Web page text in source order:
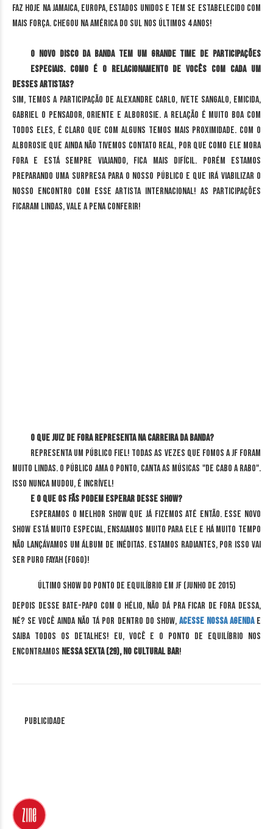
faz hoje na Jamaica, Europa, Estados Unidos e tem se estabelecido com
mais força. Chegou na América do Sul nos últimos 4 anos!
O novo disco da banda tem um grande time de participações
especiais. Como é o relacionamento de vocês com cada um
desses artistas?
Sim, temos a participação de Alexandre Carlo, Ivete Sangalo, Emicida,
Gabriel O Pensador, Oriente e Alborosie. A relação é muito boa com
todos eles, é claro que com alguns temos mais proximidade. Com o
Alborosie que ainda não tivemos contato real, por que como ele mora
fora e está sempre viajando, fica mais difícil. Porém estamos
preparando uma surpresa para o nosso público e que irá viabilizar o
nosso encontro com esse artista internacional! As participações
ficaram lindas, vale a pena conferir!
O que Juiz de Fora representa na carreira da banda?
Representa um público fiel! Todas as vezes que fomos a JF foram
muito lindas. O público ama o Ponto, canta as músicas "de cabo a rabo".
Isso nunca mudou, é incrível!
E o que os fãs podem esperar desse show?
Esperamos o melhor show que já fizemos até então. Esse novo
show está muito especial, ensaiamos muito para ele e há muito tempo
não lançávamos um álbum de inéditas. Estamos radiantes, por isso vai
ser puro Fayah (fogo)!
Último show do Ponto de Equilíbrio em JF (Junho de 2015)
Depois desse bate-papo com o Hélio, não dá pra ficar de fora dessa,
né? Se você ainda não tá por dentro do show, acesse nossa agendae
saiba todos os detalhes! Eu, você e o Ponto de Equilíbrio nos
encontramos nessa sexta (29), no Cultural Bar!
Publicidade